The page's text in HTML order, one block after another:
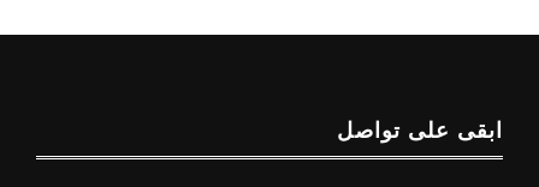
ابقى على تواصل